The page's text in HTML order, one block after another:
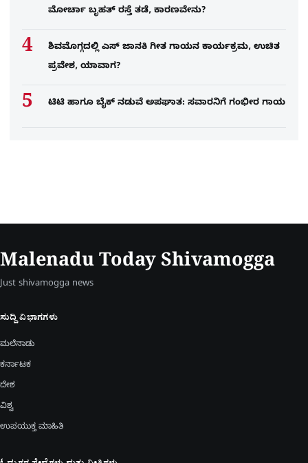
ಮೋರ್ಚಾ ಬೃಹತ್ ರಸ್ತೆ ತಡೆ, ಕಾರಣವೇನು?
ಶಿವಮೊಗ್ಗದಲ್ಲಿ ಎಸ್​ ಜಾನಕಿ ಗೀತ ಗಾಯನ ಕಾರ್ಯಕ್ರಮ, ಉಚಿತ
ಪ್ರವೇಶ, ಯಾವಾಗ?
ಟಿಟಿ ಹಾಗೂ ಬೈಕ್ ನಡುವೆ ಅಪಘಾತ: ಸವಾರನಿಗೆ ಗಂಭೀರ ಗಾಯ
Malenadu Today Shivamogga
Just shivamogga news
ಸುದ್ದಿ ವಿಭಾಗಗಳು
ಮಲೆನಾಡು
ಕರ್ನಾಟಕ
ದೇಶ
ವಿಶ್ವ
ಉಪಯುಕ್ತ ಮಾಹಿತಿ